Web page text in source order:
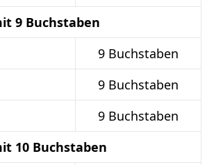
9 Buchstaben
9 Buchstaben
9 Buchstaben
9 Buchstaben
10 Buchstaben